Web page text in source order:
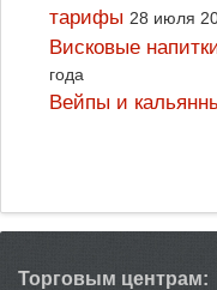
тарифы 28 июля
Висковые
года
Вейпы и
Торговым центрам: